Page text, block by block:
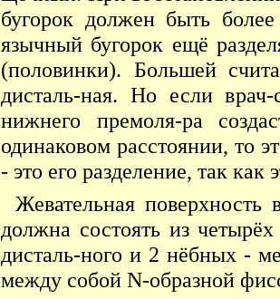
бугорок должен быть
язычный бугорок ещё
(половинки). Большей
дисталь-ная. Но если врач-
нижнего премоля-ра
одинаковом расстоянии, то
- это его разделение, так как
Жевательная поверхность
должна состоять из
дисталь-ного и 2 нёбных -
между собой N-образной